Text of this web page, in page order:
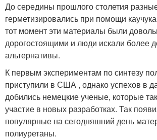
До середины прошлого столетия
герметизировались при помощи
тот момент эти материалы были
дорогостоящими и люди искали более
альтернативы.
К первым экспериментам по синтезу
приступили в США , однако успехов в
добились немецкие ученые, которые
участие в новых разработках. Так
популярные на сегодняшний день
полиуретаны.